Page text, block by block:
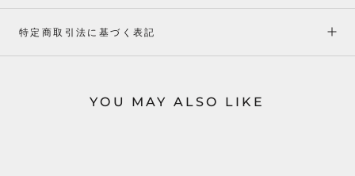
特定商取引法に基づく表記
YOU MAY ALSO LIKE